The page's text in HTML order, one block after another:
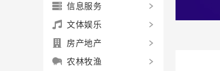
信息服务
文体娱乐
房产地产
农林牧渔